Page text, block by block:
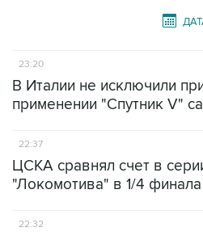
23:20
В Италии не исключили
применении "Спутник V"
22:37
ЦСКА сравнял счет в
"Локомотива" в 1/4 финала
22:32